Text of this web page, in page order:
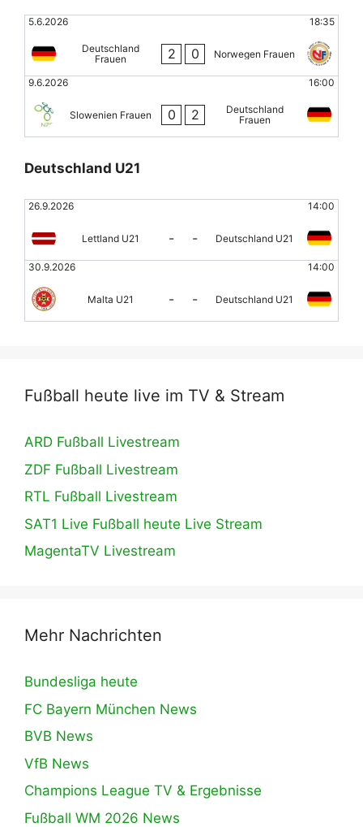
5.6.2026 18:35
Deutschland
Frauen
2 0 Norwegen Frauen
9.6.2026 16:00
Slowenien Frauen 0 2
Deutschland
Frauen
Deutschland U21
26.9.2026 14:00
Lettland U21 - - Deutschland U21
30.9.2026 14:00
Malta U21 - - Deutschland U21
Fußball heute live im TV & Stream
ARD Fußball Livestream
ZDF Fußball Livestream
RTL Fußball Livestream
SAT1 Live Fußball heute Live Stream
MagentaTV Livestream
Mehr Nachrichten
Bundesliga heute
FC Bayern München News
BVB News
VfB News
Champions League TV & Ergebnisse
Fußball WM 2026 News